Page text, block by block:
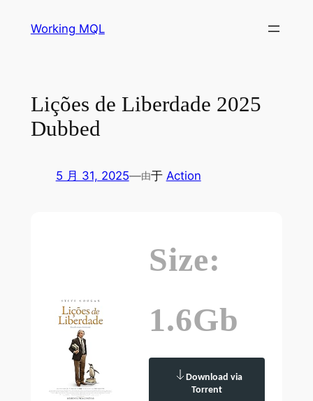
Working MQL
Lições de Liberdade 2025
Dubbed
5 月 31, 2025—由于 Action
Size:
1.6Gb
Download via
Torrent